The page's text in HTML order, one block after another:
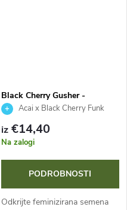
Black Cherry Gusher -
Barney's Farm
Acai x Black Cherry Funk
iz€14,40
Na zalogi
PODROBNOSTI
Odkrijte feminizirana semena